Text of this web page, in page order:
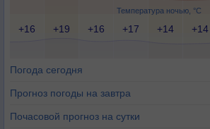
Температура ночью, °C
+16 +19 +16 +17 +14 +14
Погода сегодня
Прогноз погоды на завтра
Почасовой прогноз на сутки